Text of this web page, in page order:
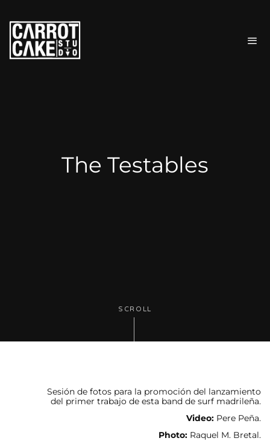
The Testables
SCROLL
Sesión de fotos para la promoción del lanzamiento
del primer trabajo de esta band de surf madrileña.
Video: Pere Peña.
Photo: Raquel M. Bretal.